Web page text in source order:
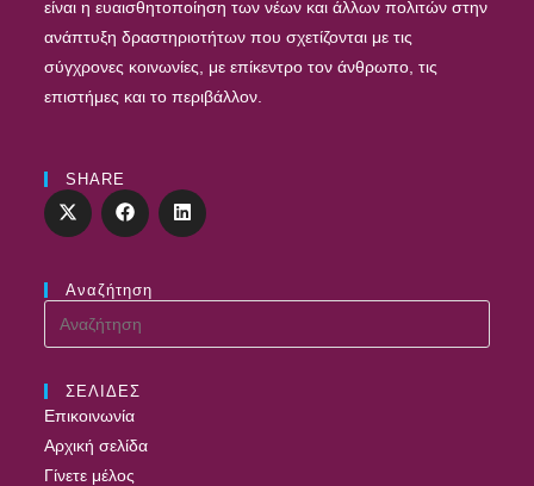
είναι η ευαισθητοποίηση των νέων και άλλων πολιτών στην
ανάπτυξη δραστηριοτήτων που σχετίζονται με τις
σύγχρονες κοινωνίες, με επίκεντρο τον άνθρωπο, τις
επιστήμες και το περιβάλλον.
SHARE
Αναζήτηση
ΣΕΛΙΔΕΣ
Επικοινωνία
Αρχική σελίδα
Γίνετε μέλος